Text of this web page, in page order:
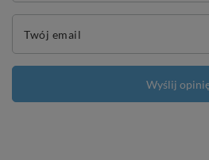
Twój email
Wyślij